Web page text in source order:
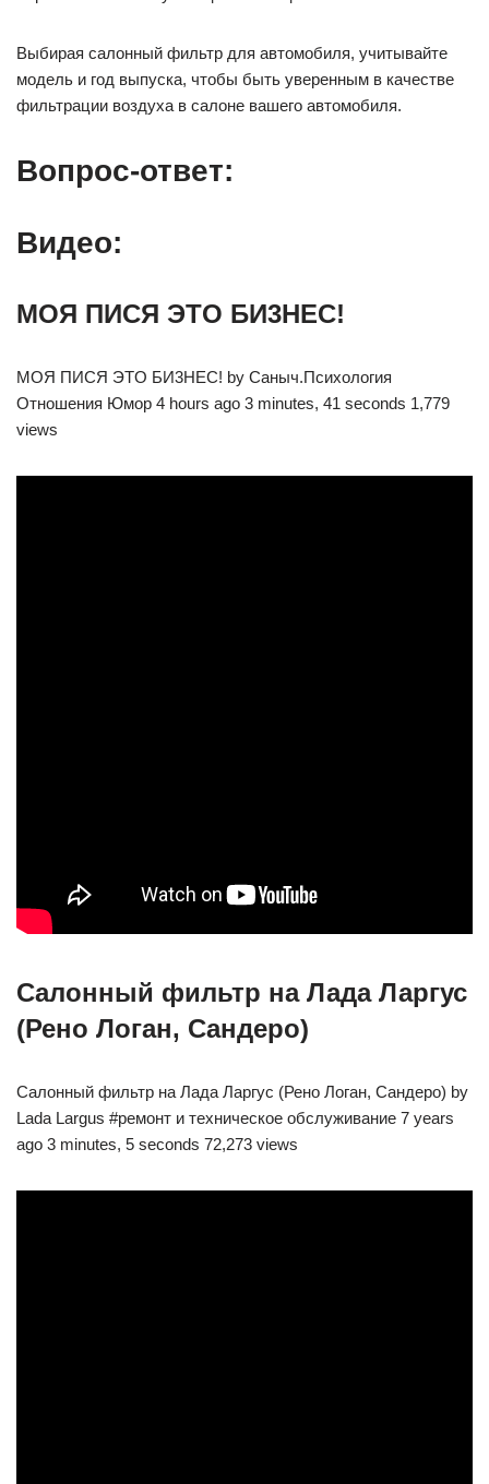
Выбирая салонный фильтр для автомобиля, учитывайте
модель и год выпуска, чтобы быть уверенным в качестве
фильтрации воздуха в салоне вашего автомобиля.
Вопрос-ответ:
Видео:
MOЯ ПИCЯ ЭTO БИ3HEC!
MOЯ ПИCЯ ЭTO БИ3HEC! by Саныч.Психология
Отношения Юмор 4 hours ago 3 minutes, 41 seconds 1,779
views
Салонный фильтр на Лада Ларгус
(Рено Логан, Сандеро)
Салонный фильтр на Лада Ларгус (Рено Логан, Сандеро) by
Lada Largus #ремонт и техническое обслуживание 7 years
ago 3 minutes, 5 seconds 72,273 views